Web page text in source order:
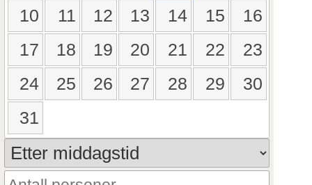
10
11 12 13 14 15
16
17
18 19 20 21 22
23
24
25 26 27 28 29
30
31